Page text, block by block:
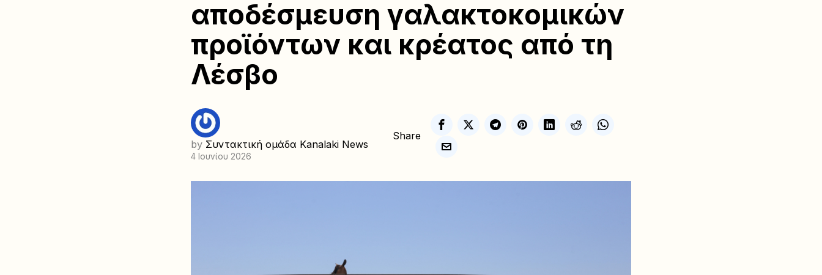
αποδέσμευση γαλακτοκομικών
προϊόντων και κρέατος από τη
Λέσβο
by Συντακτική ομάδα Kanalaki News
4 Ιουνίου 2026
Share